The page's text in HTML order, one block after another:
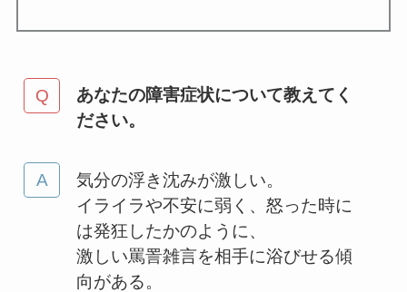
あなたの障害症状について教えてく
ださい。
気分の浮き沈みが激しい。
イライラや不安に弱く、怒った時に
は発狂したかのように、
激しい罵詈雑言を相手に浴びせる傾
向がある。